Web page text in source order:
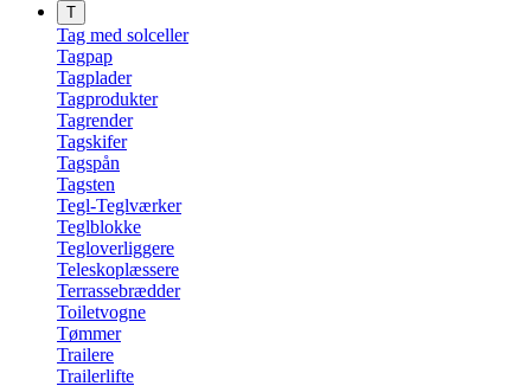
T
Tag med solceller
Tagpap
Tagplader
Tagprodukter
Tagrender
Tagskifer
Tagspån
Tagsten
Tegl-Teglværker
Teglblokke
Tegloverliggere
Teleskoplæssere
Terrassebrædder
Toiletvogne
Tømmer
Trailere
Trailerlifte